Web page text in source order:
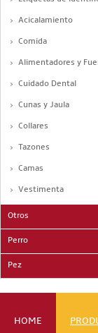
Acicalamiento
Comida
Alimentadores y
Cuidado Dental
Cunas y Jaula
Collares
Tazones
Camas
Vestimenta
Otros
Perro
Pez
HOME